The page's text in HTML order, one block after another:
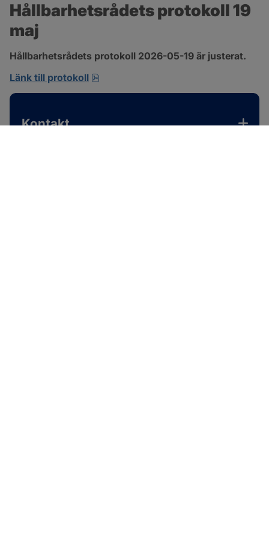
Hållbarhetsrådets protokoll 19
maj
Hållbarhetsrådets protokoll 2026-05-19 är justerat.
Länk till protokoll
Kontakt